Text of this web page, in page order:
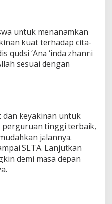
untuk menanamkan
kuat terhadap cita-
qudsi ‘Ana ‘inda zhanni
sesuai dengan
dan keyakinan untuk
perguruan tinggi terbaik,
jalannya.
SLTA. Lanjutkan
demi masa depan